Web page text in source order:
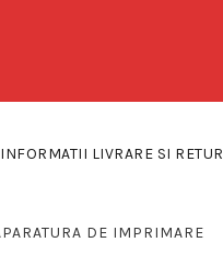
INFORMATII LIVRARE SI RETUR
DE IMPRIMARE